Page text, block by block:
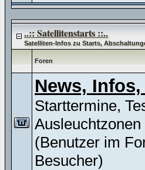
..:: Satellitenstarts ::..
Satelliten-Infos zu Starts,
Foren
News,
Starttermine,
Ausleuchtzonen
(Benutzer im
Besucher)